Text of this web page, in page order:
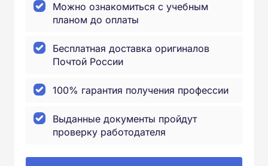
Можно ознакомиться с учебным
планом до оплаты
Бесплатная доставка оригиналов
Почтой России
100% гарантия получения профессии
Выданные документы пройдут
проверку работодателя